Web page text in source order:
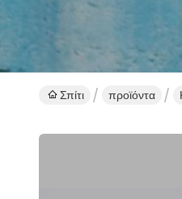
Σπίτι προϊόντα